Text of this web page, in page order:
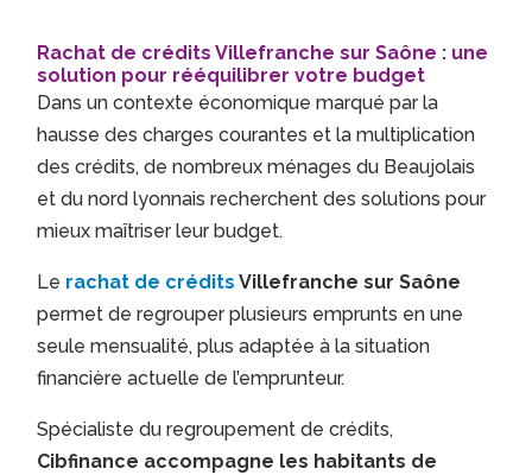
Rachat de crédits Villefranche sur Saône : une
solution pour rééquilibrer votre budget
Dans un contexte économique marqué par la
hausse des charges courantes et la multiplication
des crédits, de nombreux ménages du Beaujolais
et du nord lyonnais recherchent des solutions pour
mieux maîtriser leur budget.
Le rachat de crédits Villefranche sur Saône
permet de regrouper plusieurs emprunts en une
seule mensualité, plus adaptée à la situation
financière actuelle de l’emprunteur.
Spécialiste du regroupement de crédits,
Cibfinance accompagne les habitants de